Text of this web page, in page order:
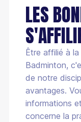
Assurance
Mutation
Informations
Devenir
Devenir coach
Junior Academy
Catalogue de
Supports
Mérite fédéral
Partenaires
Culture du
Calendrier
Boutique club
Accueillir des
Label éco-
LES
Être affilié à
Badminton,
de notre
avantages.
informations
concerne la